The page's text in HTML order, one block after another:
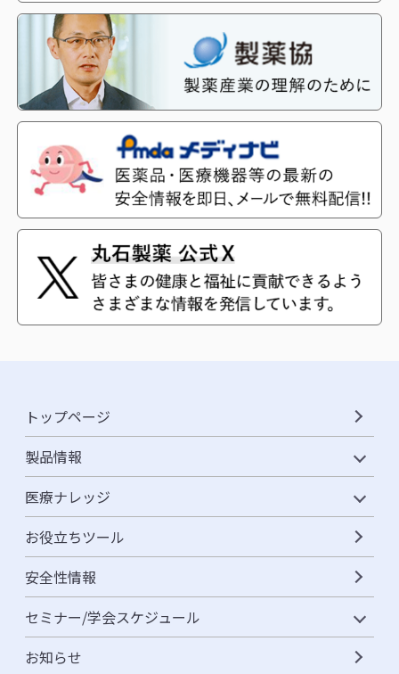
トップページ
製品情報
医療ナレッジ
お役立ちツール
安全性情報
セミナー/学会スケジュール
お知らせ